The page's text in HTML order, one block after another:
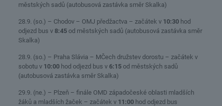
městských sadů (autobusová zastávka směr Skalka)
28.9. (so.) – Chodov – OMJ předžactva – začátek v 10:30hod
odjezd bus v 8:45od městských sadů (autobusová zastávka směr
Skalka)
28.9. (so.) – Praha Slávia – MČech družstev dorostu – začátek v
sobotu v 10:00hod odjezd bus v 6:15od městských sadů
(autobusová zastávka směr Skalka)
29.9. (ne.) – Plzeň – finále OMD západočeské oblasti mladších
žáků a mladších žaček – začátek v 11:00hod odjezd bus